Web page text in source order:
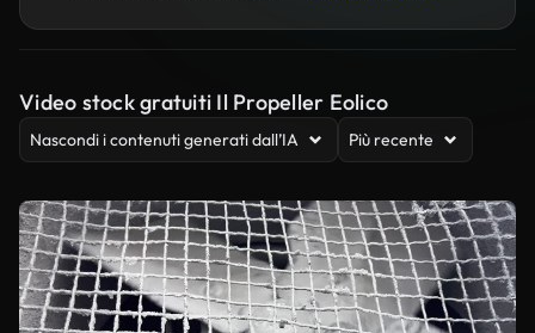
Video stock gratuiti Il Propeller Eolico
Nascondi i contenuti generati dall’IA Più recente